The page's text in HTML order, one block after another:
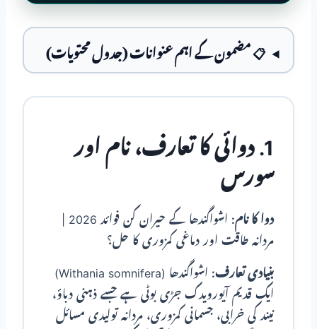
📋 مضمون کے اہم عنوانات (جدول محتویات)
1. دوائی کا تعارف، نام اور
سورس
دوا کا نام:
مردانہ طاقت اور دماغی کمزوری کا حل؟
بنیادی تعارف:
اشواگندھا (Withania somnifera)
ایک قدیم آیورویدک جڑی بوٹی ہے جسے ذہنی دباؤ،
نیند کی خرابی، جسمانی کمزوری، مردانہ تولیدی مسائل